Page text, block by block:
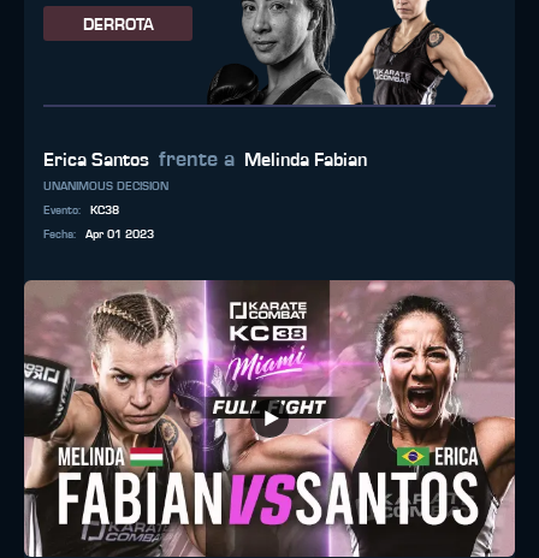
DERROTA
Erica Santos frente a Melinda Fabian
UNANIMOUS DECISION
Evento:
KC38
Fecha: Apr 01 2023